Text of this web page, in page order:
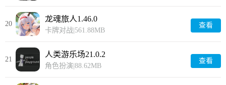
20
龙魂旅人1.46.0
卡牌对战 561.88MB
查看
21
人类游乐场21.0.2
角色扮演 88.62MB
查看